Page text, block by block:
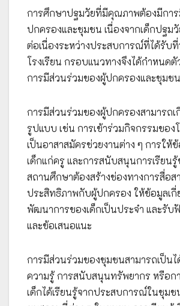
การศึกษาปฐมวัยที่มีคุณภาพต้องมีกา
ปกครองและชุมชน เนื่องจากเด็กปฐม
ต่อเนื่องระหว่างประสบการณ์ที่ได้รับ
โรงเรียน กรอบแนวทางจึงได้กำหนด
การมีส่วนร่วมของผู้ปกครองและชุมช
การมีส่วนร่วมของผู้ปกครองสามารถเ
รูปแบบ เช่น การเข้าร่วมกิจกรรมของ
เป็นอาสาสมัครช่วยงานต่าง ๆ การให้
เด็กแก่ครู และการสนับสนุนการเรียน
สถานศึกษาต้องสร้างช่องทางการสื่อส
ประสิทธิภาพกับผู้ปกครอง ให้ข้อมูลเกี่
พัฒนาการของเด็กเป็นประจำ และรับ
และข้อเสนอแนะ
การมีส่วนร่วมของชุมชนสามารถเป็น
ความรู้ การสนับสนุนทรัพยากร หรือก
เด็กได้เรียนรู้จากประสบการณ์ในชุมช